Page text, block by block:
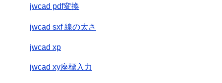
jwcad pdf変換
jwcad sxf 線の太さ
jwcad xp
jwcad xy座標入力